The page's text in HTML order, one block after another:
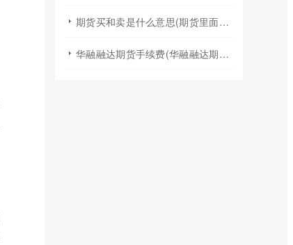
期货买和卖是什么意思(期货里面的买和卖是什么意思)
华融融达期货手续费(华融融达期货手续费收费标准)